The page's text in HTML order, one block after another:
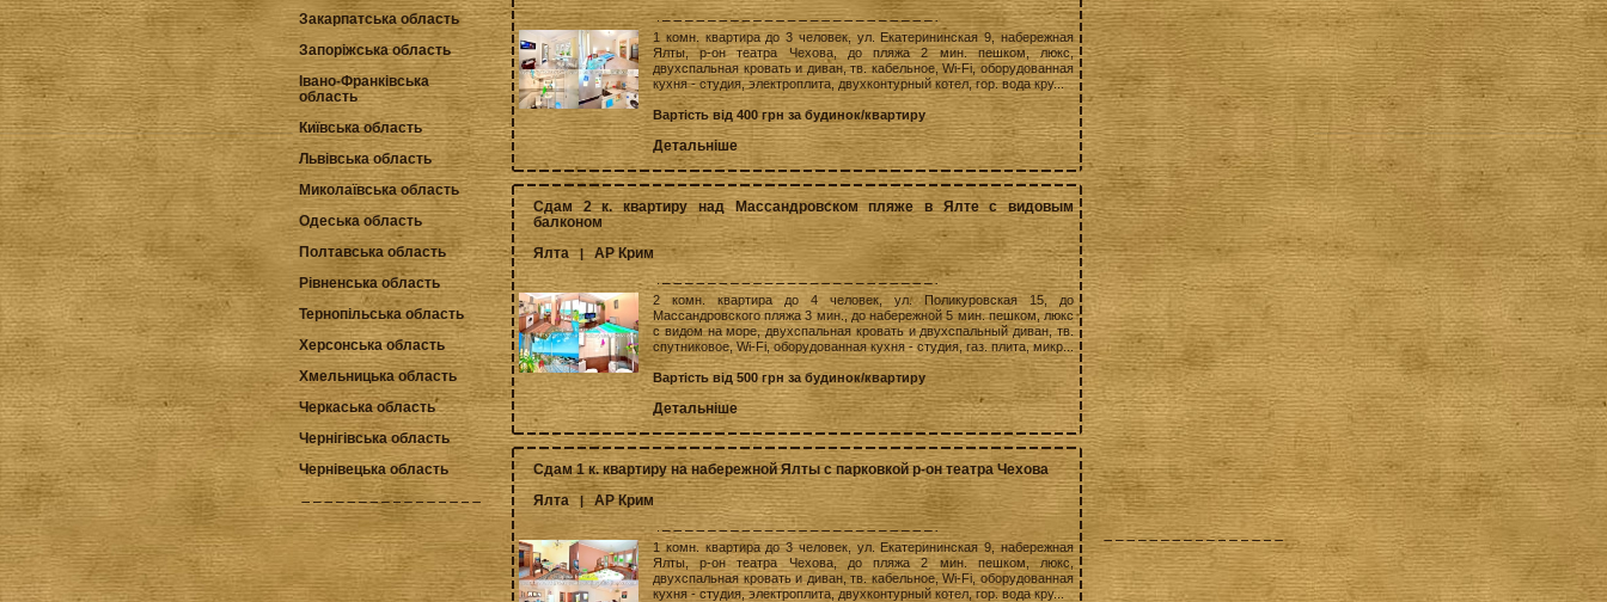
Закарпатська область
Запоріжська область
Івано-Франківська
область
Київська область
Львівська область
Миколаївська область
Одеська область
Полтавська область
Рівненська область
Тернопільська область
Херсонська область
Хмельницька область
Черкаська область
Чернігівська область
Чернівецька область
1 комн. квартира до 3 человек, ул. Екатерининская 9, набережная
Ялты, р-он театра Чехова, до пляжа 2 мин. пешком, люкс,
двухспальная кровать и диван, тв. кабельное, Wi-Fi, оборудованная
кухня - студия, электроплита, двухконтурный котел, гор. вода кру...
Вартість від 400 грн за будинок/квартиру
Детальніше
Сдам 2 к. квартиру над Массандровском пляже в Ялте с видовым
балконом
Ялта |АР Крим
2 комн. квартира до 4 человек, ул. Поликуровская 15, до
Массандровского пляжа 3 мин., до набережной 5 мин. пешком, люкс
с видом на море, двухспальная кровать и двухспальный диван, тв.
спутниковое, Wi-Fi, оборудованная кухня - студия, газ. плита, микр...
Вартість від 500 грн за будинок/квартиру
Детальніше
Сдам 1 к. квартиру на набережной Ялты с парковкой р-он театра Чехова
Ялта |АР Крим
1 комн. квартира до 3 человек, ул. Екатерининская 9, набережная
Ялты, р-он театра Чехова, до пляжа 2 мин. пешком, люкс,
двухспальная кровать и диван, тв. кабельное, Wi-Fi, оборудованная
кухня - студия, электроплита, двухконтурный котел, гор. вода кру...